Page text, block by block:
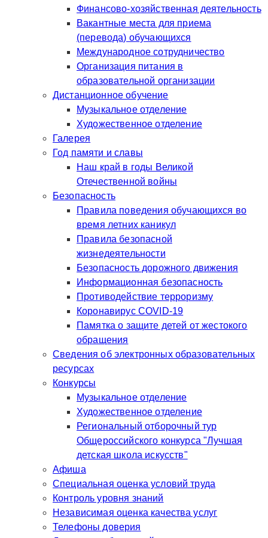
Финансово-хозяйственная деятельность
Вакантные места для приема
(перевода) обучающихся
Международное сотрудничество
Организация питания в
образовательной организации
Дистанционное обучение
Музыкальное отделение
Художественное отделение
Галерея
Год памяти и славы
Наш край в годы Великой
Отечественной войны
Безопасность
Правила поведения обучающихся во
время летних каникул
Правила безопасной
жизнедеятельности
Безопасность дорожного движения
Информационная безопасность
Противодействие терроризму
Коронавирус COVID-19
Памятка о защите детей от жестокого
обращения
Сведения об электронных образовательных
ресурсах
Конкурсы
Музыкальное отделение
Художественное отделение
Региональный отборочный тур
Общероссийского конкурса "Лучшая
детская школа искусств"
Афиша
Специальная оценка условий труда
Контроль уровня знаний
Независимая оценка качества услуг
Телефоны доверия